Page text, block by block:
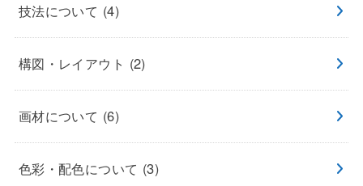
技法について (4)
構図・レイアウト (2)
画材について (6)
色彩・配色について (3)